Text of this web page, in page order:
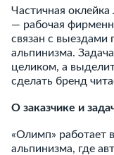
Частичная
— рабочая
связан с
альпинизма.
целиком, а
сделать бренд
О заказчике и
«Олимп» работает
альпинизма, где